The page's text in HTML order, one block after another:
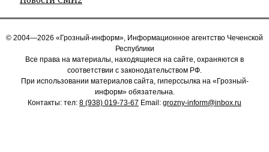
© 2004—2026 «Грозный-информ», Информационное агентство Чеченской
Республики
Все права на материалы, находящиеся на сайте, охраняются в
соответствии с законодательством РФ.
При использовании материалов сайта, гиперссылка на «Грозный-
информ» обязательна.
Контакты: тел: 8 (938) 019-73-67 Email: grozny-inform@inbox.ru